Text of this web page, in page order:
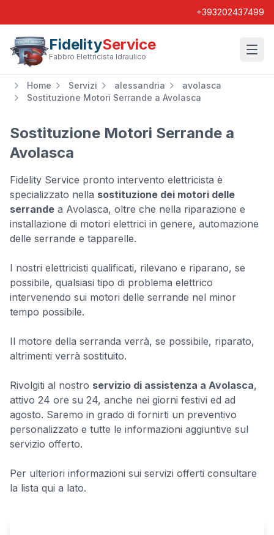
+393202437499
FidelityService
Fabbro Elettricista Idraulico
Home Servizi alessandria
avolasca
Sostituzione Motori Serrande a Avolasca
Sostituzione Motori Serrande a
Avolasca
Fidelity Service pronto intervento elettricista è
specializzato nella sostituzione dei motori delle
serrande a Avolasca, oltre che nella riparazione e
installazione di motori elettrici in genere, automazione
delle serrande e tapparelle.
I nostri elettricisti qualificati, rilevano e riparano, se
possibile, qualsiasi tipo di problema elettrico
intervenendo sui motori delle serrande nel minor
tempo possibile.
Il motore della serranda verrà, se possibile, riparato,
altrimenti verrà sostituito.
Rivolgiti al nostro servizio di assistenza a Avolasca,
attivo 24 ore su 24, anche nei giorni festivi ed ad
agosto. Saremo in grado di fornirti un preventivo
personalizzato e tutte le informazioni aggiuntive sul
servizio offerto.
Per ulteriori informazioni sui servizi offerti consultare
la lista qui a lato.